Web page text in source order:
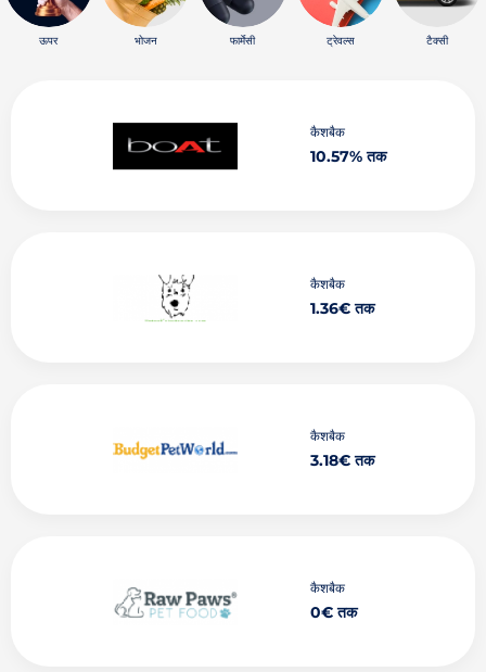
ऊपर भोजन फार्मेसी ट्रेवल्स टैक्सी
कैशबैक
10.57% तक
कैशबैक
1.36€ तक
कैशबैक
3.18€ तक
कैशबैक
0€ तक